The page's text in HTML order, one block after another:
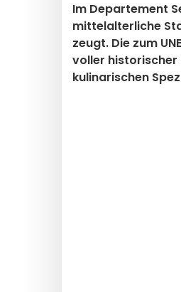
Im Departement
mittelalterliche
zeugt. Die zum
voller historischer
kulinarischen